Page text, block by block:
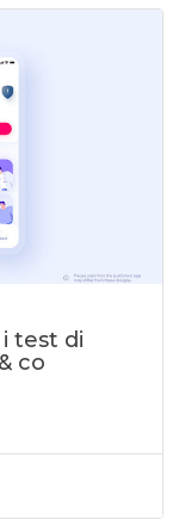
test di
co